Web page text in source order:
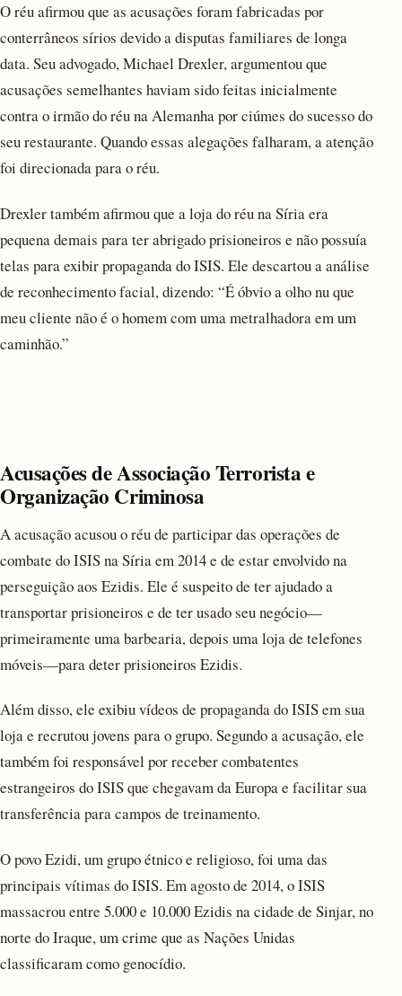
O réu afirmou que as acusações foram fabricadas por
conterrâneos sírios devido a disputas familiares de longa
data. Seu advogado, Michael Drexler, argumentou que
acusações semelhantes haviam sido feitas inicialmente
contra o irmão do réu na Alemanha por ciúmes do sucesso do
seu restaurante. Quando essas alegações falharam, a atenção
foi direcionada para o réu.
Drexler também afirmou que a loja do réu na Síria era
pequena demais para ter abrigado prisioneiros e não possuía
telas para exibir propaganda do ISIS. Ele descartou a análise
de reconhecimento facial, dizendo: “É óbvio a olho nu que
meu cliente não é o homem com uma metralhadora em um
caminhão.”
Acusações de Associação Terrorista e
Organização Criminosa
A acusação acusou o réu de participar das operações de
combate do ISIS na Síria em 2014 e de estar envolvido na
perseguição aos Ezidis. Ele é suspeito de ter ajudado a
transportar prisioneiros e de ter usado seu negócio—
primeiramente uma barbearia, depois uma loja de telefones
móveis—para deter prisioneiros Ezidis.
Além disso, ele exibiu vídeos de propaganda do ISIS em sua
loja e recrutou jovens para o grupo. Segundo a acusação, ele
também foi responsável por receber combatentes
estrangeiros do ISIS que chegavam da Europa e facilitar sua
transferência para campos de treinamento.
O povo Ezidi, um grupo étnico e religioso, foi uma das
principais vítimas do ISIS. Em agosto de 2014, o ISIS
massacrou entre 5.000 e 10.000 Ezidis na cidade de Sinjar, no
norte do Iraque, um crime que as Nações Unidas
classificaram como genocídio.